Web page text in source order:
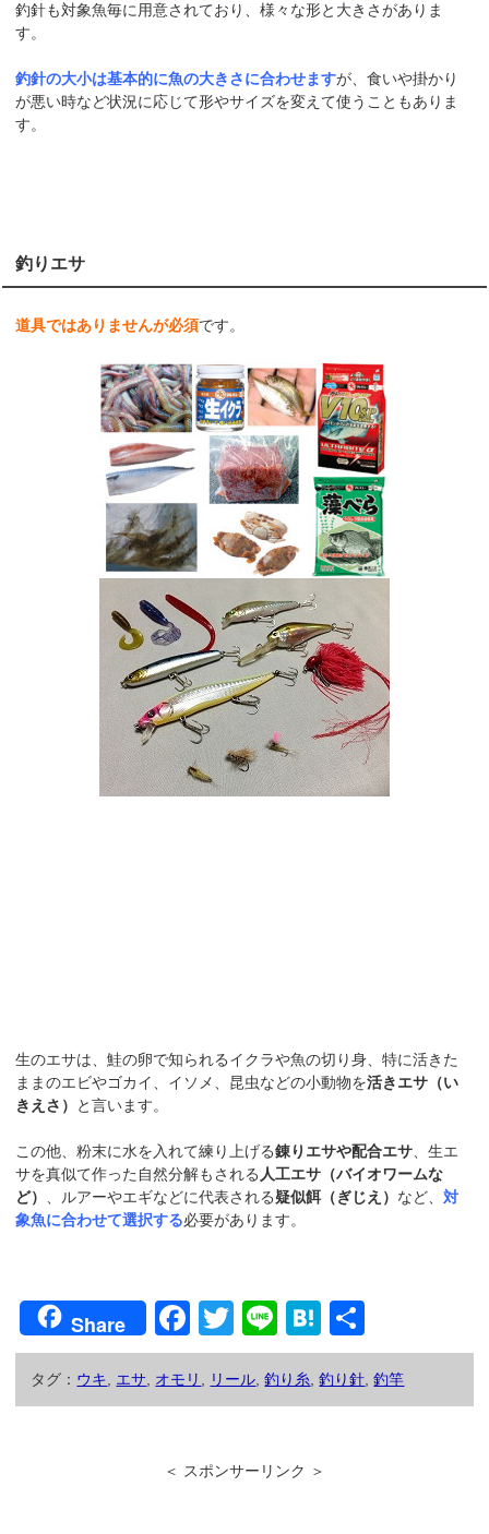
釣針も対象魚毎に用意されており、様々な形と大きさがありま
す。
釣針の大小は基本的に魚の大きさに合わせますが、食いや掛かり
が悪い時など状況に応じて形やサイズを変えて使うこともありま
す。
釣りエサ
道具ではありませんが必須です。
生のエサは、鮭の卵で知られるイクラや魚の切り身、特に活きた
ままのエビやゴカイ、イソメ、昆虫などの小動物を活きエサ（い
きえさ） と言います。
この他、粉末に水を入れて練り上げる錬りエサや配合エサ 、生エ
サを真似て作った自然分解もされる 人工エサ（バイオワームな
ど）
、ルアーやエギなどに代表される疑似餌（ぎじえ） など、対
象魚に合わせて選択する必要があります。
Share
F
a
c
b
T
wi
tt
Li
n
e
H
at
e
有
タグ： ウキ エサ オモリ リール ,釣り糸 ,釣り針 ,釣竿
＜ スポンサーリンク ＞